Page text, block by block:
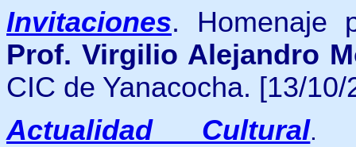
Invitaciones. Homenaje
Prof. Virgilio Alejandro
CIC de Yanacocha. [13/10/
Actualidad Cultural